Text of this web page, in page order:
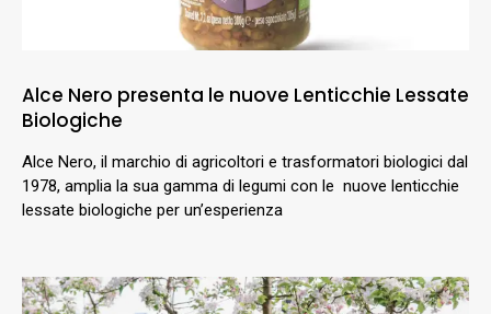
Alce Nero presenta le nuove Lenticchie Lessate
Biologiche
Alce Nero, il marchio di agricoltori e trasformatori biologici dal
1978, amplia la sua gamma di legumi con le nuove lenticchie
lessate biologiche per un’esperienza